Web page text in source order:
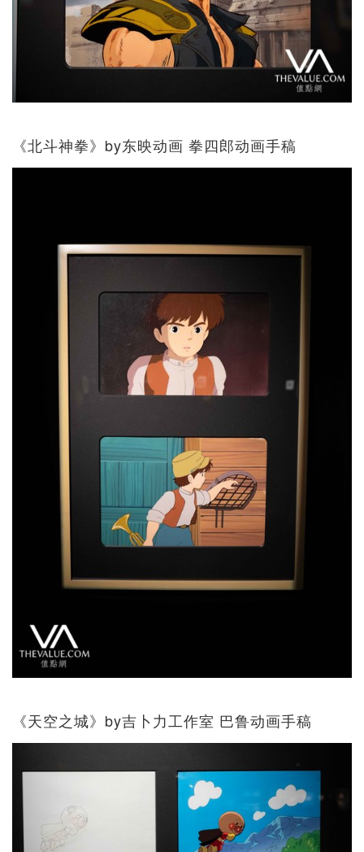
《北斗神拳》by东映动画 拳四郎动画手稿
《天空之城》by吉卜力工作室 巴鲁动画手稿